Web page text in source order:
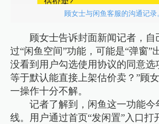
顾女士与闲鱼客服的沟通记录
顾女士告诉封面新闻记者，自
过“闲鱼空间”功能，可能是“弹窗”
没看到用户勾选使用协议的同意选
等于默认能直接上架估价卖？”顾
一操作十分不解。
记者了解到，闲鱼这一功能今
线。用户通过首页“发闲置”入口打